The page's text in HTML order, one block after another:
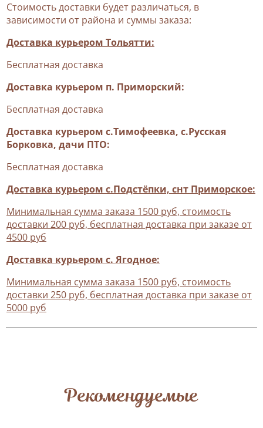
Стоимость доставки будет различаться, в
зависимости от района и суммы заказа:
Доставка курьером Тольятти:
Бесплатная доставка
Доставка курьером п. Приморский:
Бесплатная доставка
Доставка курьером с.Тимофеевка, с.Русская
Борковка, дачи ПТО:
Бесплатная доставка
Доставка курьером с.Подстёпки, снт Приморское:
Минимальная сумма заказа 1500 руб, стоимость
доставки 200 руб, бесплатная доставка при заказе от
4500 руб
Доставка курьером с. Ягодное:
Минимальная сумма заказа 1500 руб, стоимость
доставки 250 руб, бесплатная доставка при заказе от
5000 руб
Рекомендуемые